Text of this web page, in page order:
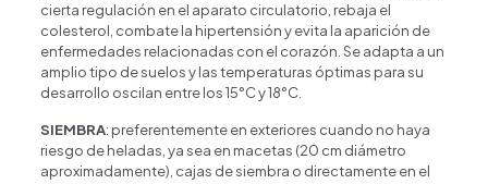
cierta regulación en el aparato circulatorio, rebaja el
colesterol, combate la hipertensión y evita la aparición de
enfermedades relacionadas con el corazón. Se adapta a un
amplio tipo de suelos y las temperaturas óptimas para su
desarrollo oscilan entre los 15°C y 18°C.
SIEMBRA: preferentemente en exteriores cuando no haya
riesgo de heladas, ya sea en macetas (20 cm diámetro
aproximadamente), cajas de siembra o directamente en el